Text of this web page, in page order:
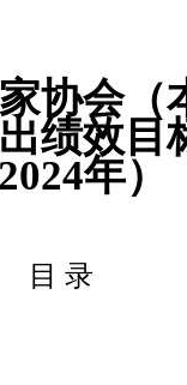
协会（
绩效目
024年）
目 录